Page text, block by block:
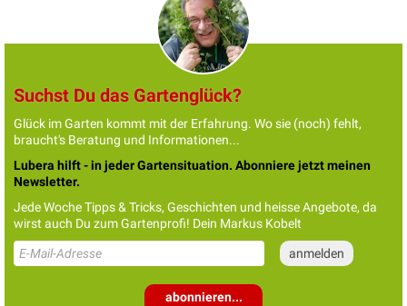
Suchst Du das Gartenglück?
Glück im Garten kommt mit der Erfahrung. Wo sie (noch) fehlt,
braucht's Beratung und Informationen...
Lubera hilft - in jeder Gartensituation. Abonniere jetzt meinen
Newsletter.
Jede Woche Tipps & Tricks, Geschichten und heisse Angebote, da
wirst auch Du zum Gartenprofi! Dein Markus Kobelt
abonnieren...